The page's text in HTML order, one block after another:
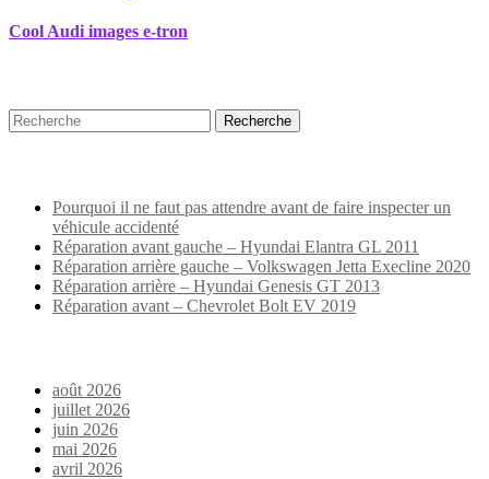
Cool Audi images e-tron
Pourquoi il ne faut pas attendre avant de faire inspecter un
véhicule accidenté
Réparation avant gauche – Hyundai Elantra GL 2011
Réparation arrière gauche – Volkswagen Jetta Execline 2020
Réparation arrière – Hyundai Genesis GT 2013
Réparation avant – Chevrolet Bolt EV 2019
août 2026
juillet 2026
juin 2026
mai 2026
avril 2026